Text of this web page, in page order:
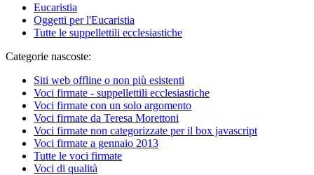
Eucaristia
Oggetti per l'Eucaristia
Tutte le suppellettili ecclesiastiche
Categorie nascoste:
Siti web offline o non più esistenti
Voci firmate - suppellettili ecclesiastiche
Voci firmate con un solo argomento
Voci firmate da Teresa Morettoni
Voci firmate non categorizzate per il box javascript
Voci firmate a gennaio 2013
Tutte le voci firmate
Voci di qualità